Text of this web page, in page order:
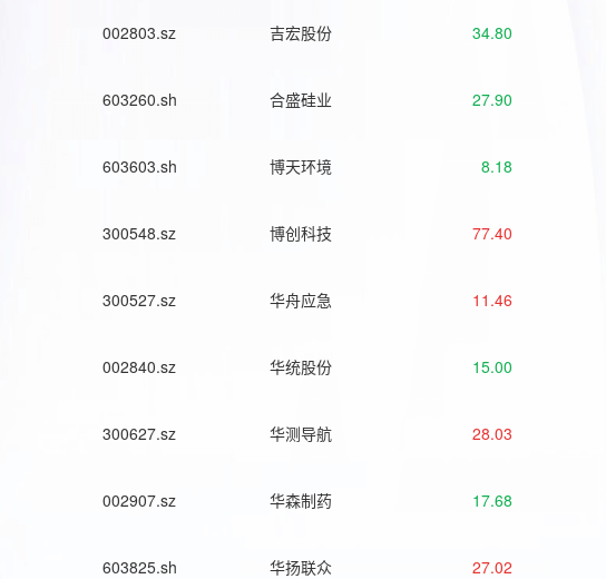
002803.sz 吉宏股份 34.80
603260.sh 合盛硅业 27.90
603603.sh 博天环境 8.18
300548.sz 博创科技 77.40
300527.sz 华舟应急 11.46
002840.sz 华统股份 15.00
300627.sz 华测导航 28.03
002907.sz 华森制药 17.68
603825.sh 华扬联众 27.02